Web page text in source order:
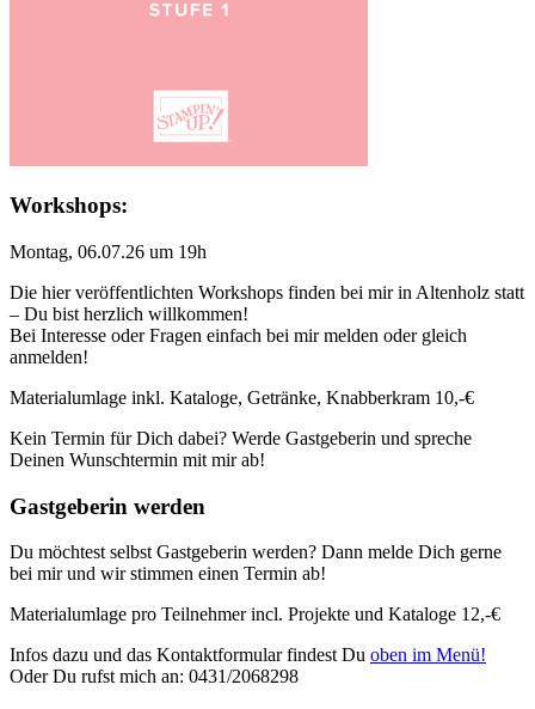
Workshops:
Montag, 06.07.26 um 19h
Die hier veröffentlichten Workshops finden bei mir in Altenholz statt
– Du bist herzlich willkommen!
Bei Interesse oder Fragen einfach bei mir melden oder gleich
anmelden!
Materialumlage inkl. Kataloge, Getränke, Knabberkram 10,-€
Kein Termin für Dich dabei? Werde Gastgeberin und spreche
Deinen Wunschtermin mit mir ab!
Gastgeberin werden
Du möchtest selbst Gastgeberin werden? Dann melde Dich gerne
bei mir und wir stimmen einen Termin ab!
Materialumlage pro Teilnehmer incl. Projekte und Kataloge 12,-€
Infos dazu und das Kontaktformular findest Du oben im Menü!
Oder Du rufst mich an: 0431/2068298